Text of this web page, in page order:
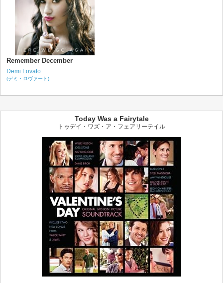
Remember December
Demi Lovato
(デミ・ロヴァート)
Today Was a Fairytale
トゥデイ・ワズ・ア・フェアリーテイル